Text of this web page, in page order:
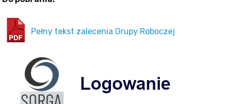
Pełny tekst zalecenia Grupy Roboczej